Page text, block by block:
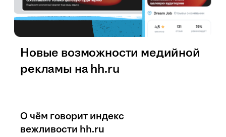
Новые возможности медийной
рекламы на hh.ru
О чём говорит индекс
вежливости hh.ru